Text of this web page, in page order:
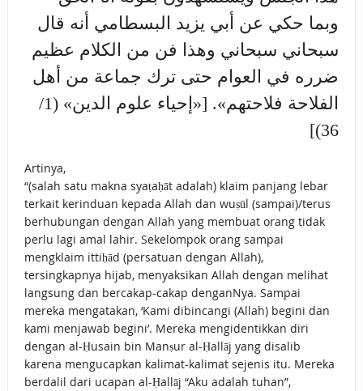
وبما حكي عن أبي يزيد البسطامي أنه قال
سبحاني سبحاني وهذا فن من الكلام عظيم
ضرره في العوام حتى ترك جماعة من أهل
الفلاحة فلاحتهم». [«إحياء علوم الدين» (1/
36)]
Artinya,
“(salah satu makna syaṭaḥāt adalah) klaim panjang lebar
terkait kerinduan kepada Allah dan wuṣūl (sampai)/terus
berhubungan dengan Allah yang membuat orang tidak
perlu lagi amal lahir. Sekelompok orang sampai
mengklaim ittiḥād (persatuan dengan Allah),
tersingkapnya hijab, menyaksikan Allah dengan melihat
langsung dan bercakap-cakap denganNya. Sampai
mereka mengatakan, ‘Kami dibincangi (Allah) begini dan
kami menjawab begini’. Mereka mengidentikkan diri
dengan al-Ḥusain bin Manṣur al-Ḥallāj yang disalib
karena mengucapkan kalimat-kalimat sejenis itu. Mereka
berdalil dari ucapan al-Ḥallāj “Aku adalah tuhan”,